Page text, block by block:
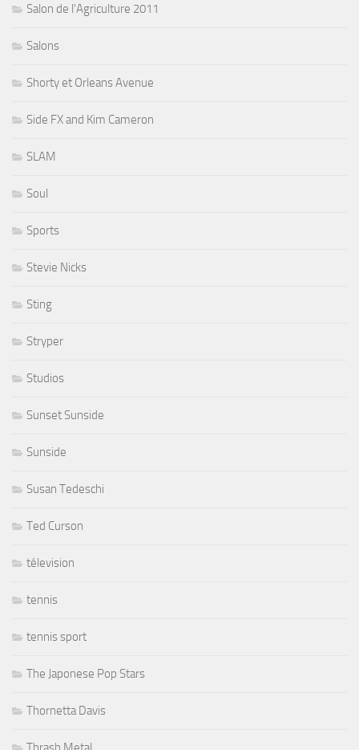
Salon de l'Agriculture 2011
Salons
Shorty et Orleans Avenue
Side FX and Kim Cameron
SLAM
Soul
Sports
Stevie Nicks
Sting
Stryper
Studios
Sunset Sunside
Sunside
Susan Tedeschi
Ted Curson
télevision
tennis
tennis sport
The Japonese Pop Stars
Thornetta Davis